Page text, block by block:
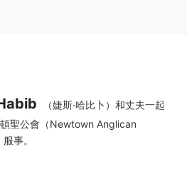
（婕斯·哈比卜）和丈夫一起
聖公會（Newtown Anglican
事。